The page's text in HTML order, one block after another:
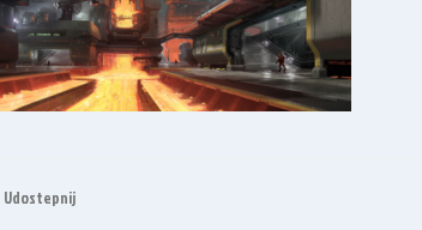
Udostepnij